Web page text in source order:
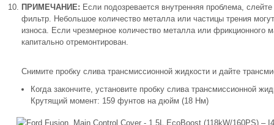
ПРИМЕЧАНИЕ: Если подозревается внутренняя проблема,
фильтр. Небольшое количество металла или частицы трения
износа. Если чрезмерное количество металла или фрикционного
капитально отремонтирован.
Снимите пробку слива трансмиссионной жидкости и дайте
Когда закончите, установите пробку слива трансмиссионной
Крутящий момент: 159 фунтов на дюйм (18 Нм)